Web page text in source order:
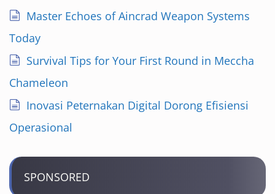
Master Echoes of Aincrad Weapon Systems
Today
Survival Tips for Your First Round in Meccha
Chameleon
Inovasi Peternakan Digital Dorong Efisiensi
Operasional
SPONSORED